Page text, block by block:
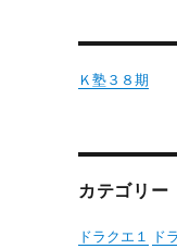
Ｋ塾３８期
カテゴリー
ドラクエ１ ド